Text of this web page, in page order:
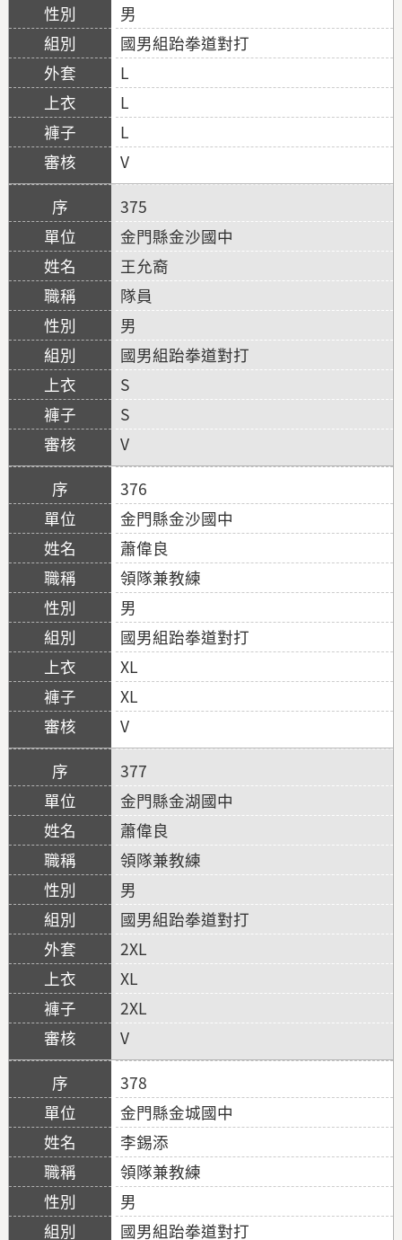
男
國男組跆拳道對打
L
L
L
V
375
金門縣金沙國中
王允裔
隊員
男
國男組跆拳道對打
S
S
V
376
金門縣金沙國中
蕭偉良
領隊兼教練
男
國男組跆拳道對打
XL
XL
V
377
金門縣金湖國中
蕭偉良
領隊兼教練
男
國男組跆拳道對打
2XL
XL
2XL
V
378
金門縣金城國中
李錫添
領隊兼教練
男
國男組跆拳道對打